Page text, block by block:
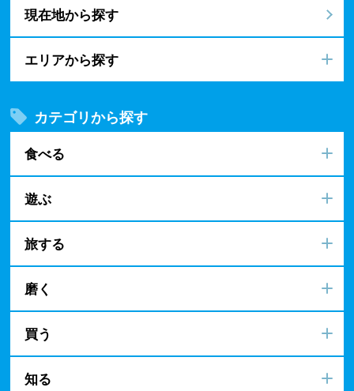
現在地から探す
エリアから探す
カテゴリから探す
食べる
遊ぶ
旅する
磨く
買う
知る